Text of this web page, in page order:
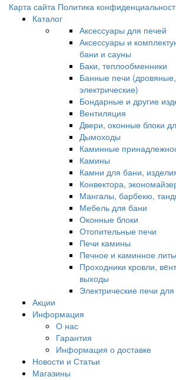
Карта сайта Политика
Каталог
Аксессуары для печей
Аксессуары и
бани и сауны
Баки, теплообменники
Банные печи
электрические)
Бондарные и другие
Вентиляция
Двери, оконные блоки
Дымоходы
Каминные
Камины
Камни для бани,
Конвектора,
Мангалы, барбекю,
Мебель для бани
Оконные блоки
Отопительные печи
Печи камины
Печное и каминное
Проходники кровли,
выходы
Электрические печи
Акции
Информация
О нас
Гарантия
Информация о доставке
Новости и Статьи
Магазины